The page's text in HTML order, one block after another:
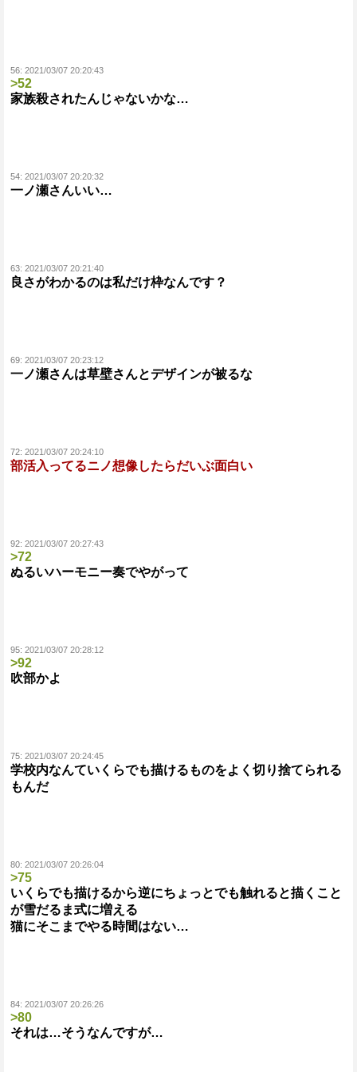
56: 2021/03/07 20:20:43
>52
家族殺されたんじゃないかな…
54: 2021/03/07 20:20:32
一ノ瀬さんいい…
63: 2021/03/07 20:21:40
良さがわかるのは私だけ枠なんです？
69: 2021/03/07 20:23:12
一ノ瀬さんは草壁さんとデザインが被るな
72: 2021/03/07 20:24:10
部活入ってるニノ想像したらだいぶ面白い
92: 2021/03/07 20:27:43
>72
ぬるいハーモニー奏でやがって
95: 2021/03/07 20:28:12
>92
吹部かよ
75: 2021/03/07 20:24:45
学校内なんていくらでも描けるものをよく切り捨てられる
もんだ
80: 2021/03/07 20:26:04
>75
いくらでも描けるから逆にちょっとでも触れると描くこと
が雪だるま式に増える
猫にそこまでやる時間はない…
84: 2021/03/07 20:26:26
>80
それは…そうなんですが…